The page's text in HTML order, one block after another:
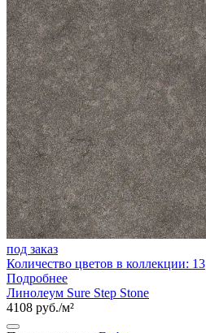
под заказ
Количество цветов в коллекции: 13
Подробнее
Линолеум Sure Step Stone
4108 руб./м²